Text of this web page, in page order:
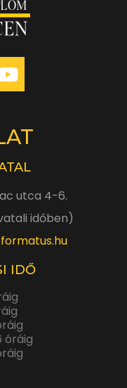
utca 4-6.
időben)
IDŐ
óráig